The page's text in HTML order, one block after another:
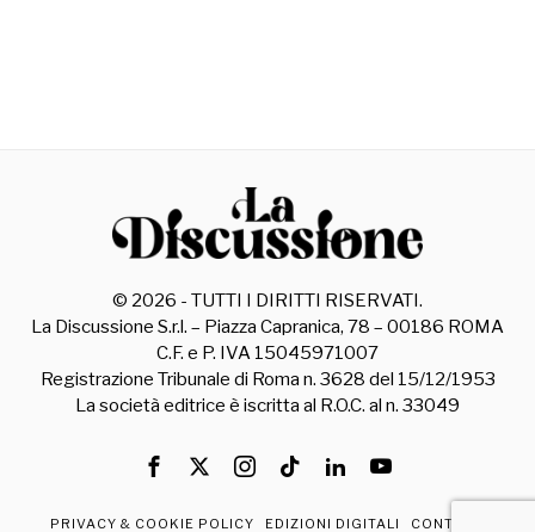
© 2026 - TUTTI I DIRITTI RISERVATI.
La Discussione S.r.l. – Piazza Capranica, 78 – 00186 ROMA
C.F. e P. IVA 15045971007
Registrazione Tribunale di Roma n. 3628 del 15/12/1953
La società editrice è iscritta al R.O.C. al n. 33049
PRIVACY & COOKIE POLICY EDIZIONI DIGITALI CONTATTI